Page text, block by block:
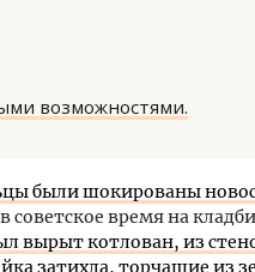
возможностями.
были шокированы
время на
вырыт котлован, из
затихла, торчащие из
благоустройства